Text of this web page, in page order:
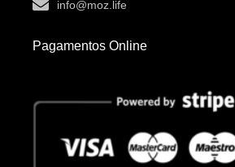
info@moz.life
Pagamentos Online